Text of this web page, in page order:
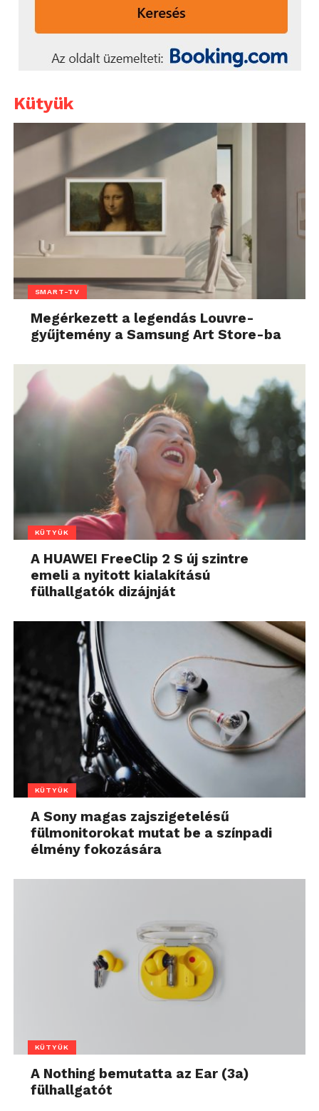
Kütyük
SMART-TV
Megérkezett a legendás Louvre-
gyűjtemény a Samsung Art Store-ba
KÜTYÜK
A HUAWEI FreeClip 2 S új szintre
emeli a nyitott kialakítású
fülhallgatók dizájnját
KÜTYÜK
A Sony magas zajszigetelésű
fülmonitorokat mutat be a színpadi
élmény fokozására
KÜTYÜK
A Nothing bemutatta az Ear (3a)
fülhallgatót